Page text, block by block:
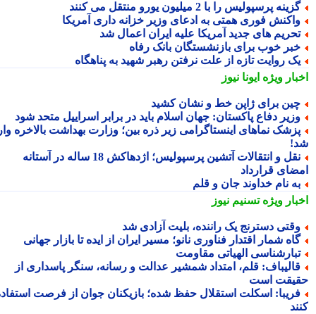
پرسپولیس را با 2 میلیون یورو منتقل می کنند
فوری همتی به ادعای وزیر خزانه داری آمریکا
های جدید آمریکا علیه ایران اعمال شد
خوب برای بازنشستگان بانک رفاه
روایت تازه از علت نرفتن رهبر شهید به پناهگاه
ویژهایونا نیوز
برای ژاپن خط و نشان کشید
دفاع پاکستان: جهان اسلام باید در برابر اسراییل متحد شود
نماهای اینستاگرامی زیر ذره بین؛ وزارت بهداشت بالاخره وارد
نقل و انتقالات آتشین پرسپولیس؛ اژدهاکش 18 ساله در آستانه
قرارداد
نام خداوند جان و قلم
ویژهتسنیم نیوز
دسترنج یک راننده، بلیت آزادی شد
شمار اقتدار فناوری نانو؛ مسیر ایران از ایده تا بازار جهانی
الهیاتی مقاومت
قلم، امتداد شمشیر عدالت و رسانه، سنگر پاسداری از
است
اسکلت استقلال حفظ شده؛ بازیکنان جوان از فرصت استفاده